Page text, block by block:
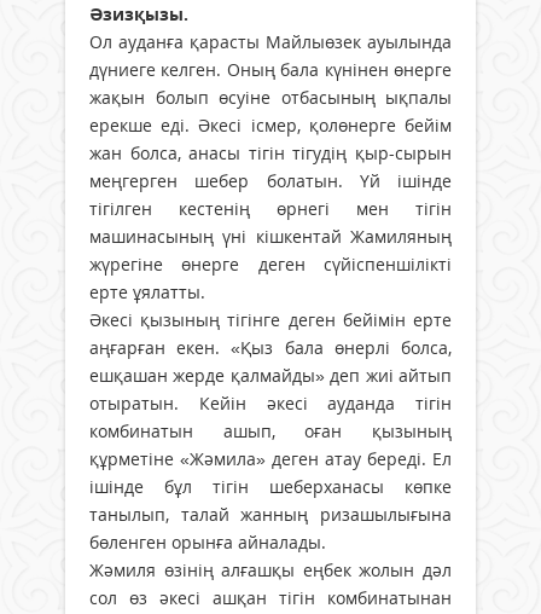
Әзизқызы.
Ол ауданға қарасты Майлыөзек ауылында
дүниеге келген. Оның бала күнінен өнерге
жақын болып өсуіне отбасының ықпалы
ерекше еді. Әкесі ісмер, қолөнерге бейім
жан болса, анасы тігін тігудің қыр-сырын
меңгерген шебер болатын. Үй ішінде
тігілген кестенің өрнегі мен тігін
машинасының үні кішкентай Жамиляның
жүрегіне өнерге деген сүйіспеншілікті
ерте ұялатты.
Әкесі қызының тігінге деген бейімін ерте
аңғарған екен. «Қыз бала өнерлі болса,
ешқашан жерде қалмайды» деп жиі айтып
отыратын. Кейін әкесі ауданда тігін
комбинатын ашып, оған қызының
құрметіне «Жәмила» деген атау береді. Ел
ішінде бұл тігін шеберханасы көпке
танылып, талай жанның ризашылығына
бөленген орынға айналады.
Жәмиля өзінің алғашқы еңбек жолын дәл
сол өз әкесі ашқан тігін комбинатынан